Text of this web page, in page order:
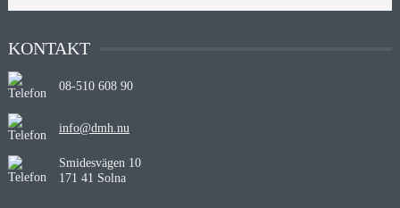
KONTAKT
08-510 608 90
info@dmh.nu
Smidesvägen 10
171 41 Solna